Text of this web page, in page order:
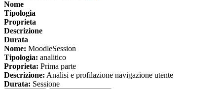
Nome
Tipologia
Proprieta
Descrizione
Durata
Nome: MoodleSession
Tipologia: analitico
Proprieta: Prima parte
Descrizione: Analisi e profilazione navigazione utente
Durata: Sessione